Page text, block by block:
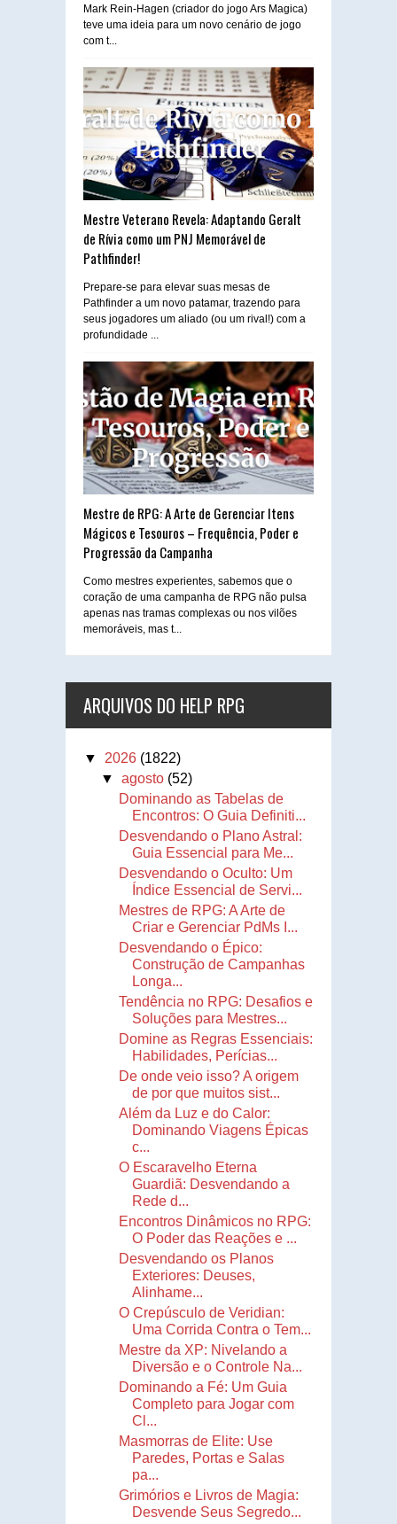
Mark Rein-Hagen (criador do jogo Ars Magica)
teve uma ideia para um novo cenário de jogo
com t...
Mestre Veterano Revela: Adaptando Geralt
de Rívia como um PNJ Memorável de
Pathfinder!
Prepare-se para elevar suas mesas de
Pathfinder a um novo patamar, trazendo para
seus jogadores um aliado (ou um rival!) com a
profundidade ...
Mestre de RPG: A Arte de Gerenciar Itens
Mágicos e Tesouros – Frequência, Poder e
Progressão da Campanha
Como mestres experientes, sabemos que o
coração de uma campanha de RPG não pulsa
apenas nas tramas complexas ou nos vilões
memoráveis, mas t...
ARQUIVOS DO HELP RPG
▼ 2026 (1822)
▼agosto (52)
Dominando as Tabelas de
Encontros: O Guia Definiti...
Desvendando o Plano Astral:
Guia Essencial para Me...
Desvendando o Oculto: Um
Índice Essencial de Servi...
Mestres de RPG: A Arte de
Criar e Gerenciar PdMs I...
Desvendando o Épico:
Construção de Campanhas
Longa...
Tendência no RPG: Desafios e
Soluções para Mestres...
Domine as Regras Essenciais:
Habilidades, Perícias...
De onde veio isso? A origem
de por que muitos sist...
Além da Luz e do Calor:
Dominando Viagens Épicas
c...
O Escaravelho Eterna
Guardiã: Desvendando a
Rede d...
Encontros Dinâmicos no RPG:
O Poder das Reações e ...
Desvendando os Planos
Exteriores: Deuses,
Alinhame...
O Crepúsculo de Veridian:
Uma Corrida Contra o Tem...
Mestre da XP: Nivelando a
Diversão e o Controle Na...
Dominando a Fé: Um Guia
Completo para Jogar com
Cl...
Masmorras de Elite: Use
Paredes, Portas e Salas
pa...
Grimórios e Livros de Magia:
Desvende Seus Segredo...